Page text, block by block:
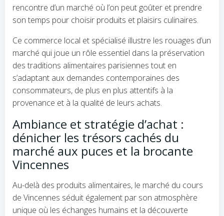
rencontre d’un marché où l’on peut goûter et prendre
son temps pour choisir produits et plaisirs culinaires.
Ce commerce local et spécialisé illustre les rouages d’un
marché qui joue un rôle essentiel dans la préservation
des traditions alimentaires parisiennes tout en
s’adaptant aux demandes contemporaines des
consommateurs, de plus en plus attentifs à la
provenance et à la qualité de leurs achats.
Ambiance et stratégie d’achat :
dénicher les trésors cachés du
marché aux puces et la brocante
Vincennes
Au-delà des produits alimentaires, le marché du cours
de Vincennes séduit également par son atmosphère
unique où les échanges humains et la découverte